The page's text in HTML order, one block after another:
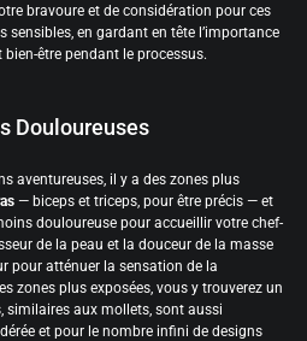
bravoure et de considération pour ces
sensibles, en gardant en tête l’importance
être pendant le processus.
Douloureuses
aventureuses, il y a des zones plus
— biceps et triceps, pour être précis — et
douloureuse pour accueillir votre chef-
de la peau et la douceur de la masse
pour atténuer la sensation de la
zones plus exposées, vous y trouverez un
similaires aux mollets, sont aussi
et pour le nombre infini de designs